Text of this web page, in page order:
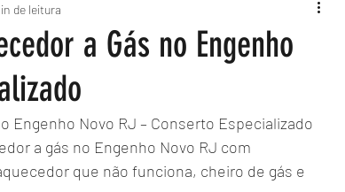
de janeiro
aquecedores
a Gás no Engenho
de leitura
Engenho Novo RJ – Conserto Especializado
a gás no Engenho Novo RJ com
que não funciona, cheiro de gás e